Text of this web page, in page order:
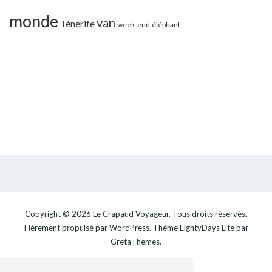
monde Ténérifevan week-end éléphant
Copyright © 2026 Le Crapaud Voyageur. Tous droits réservés.
Fièrement propulsé parWordPress. ThèmeEightyDays Litepar
GretaThemes.